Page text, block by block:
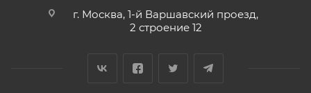
г. Москва, 1-й Варшавский проезд,
2 строение 12